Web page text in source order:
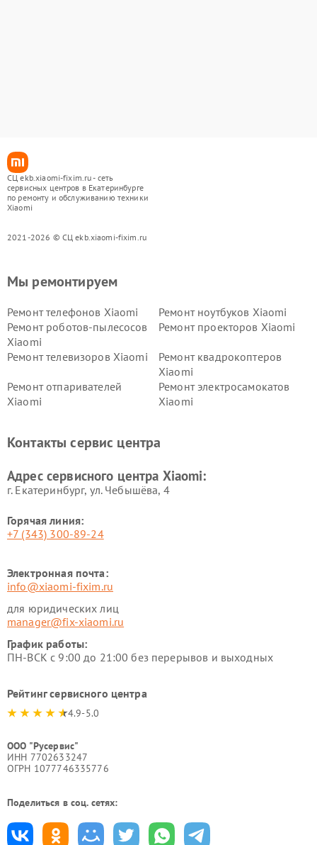
СЦ ekb.xiaomi-fixim.ru - сеть
сервисных центров в Екатеринбурге
по ремонту и обслуживанию техники
Xiaomi
2021-2026 © СЦ ekb.xiaomi-fixim.ru
Мы ремонтируем
Ремонт телефонов Xiaomi
Ремонт ноутбуков Xiaomi
Ремонт роботов-пылесосов
Xiaomi
Ремонт проекторов Xiaomi
Ремонт телевизоров Xiaomi
Ремонт квадрокоптеров
Xiaomi
Ремонт отпаривателей
Xiaomi
Ремонт электросамокатов
Xiaomi
Ремонт стиральных машин
Ремонт смарт-часов Xiaomi
Контакты сервис центра
Адрес сервисного центра Xiaomi:
г. Екатеринбург, ул. Чебышёва, 4
Горячая линия:
+7 (343) 300-89-24
Электронная почта:
info@xiaomi-fixim.ru
для юридических лиц
manager@fix-xiaomi.ru
График работы:
ПН-ВСК с 9:00 до 21:00 без перерывов и выходных
Рейтинг сервисного центра
4.9-5.0
ООО "Русервис"
ИНН 7702633247
ОГРН 1077746335776
Поделиться в соц. сетях: